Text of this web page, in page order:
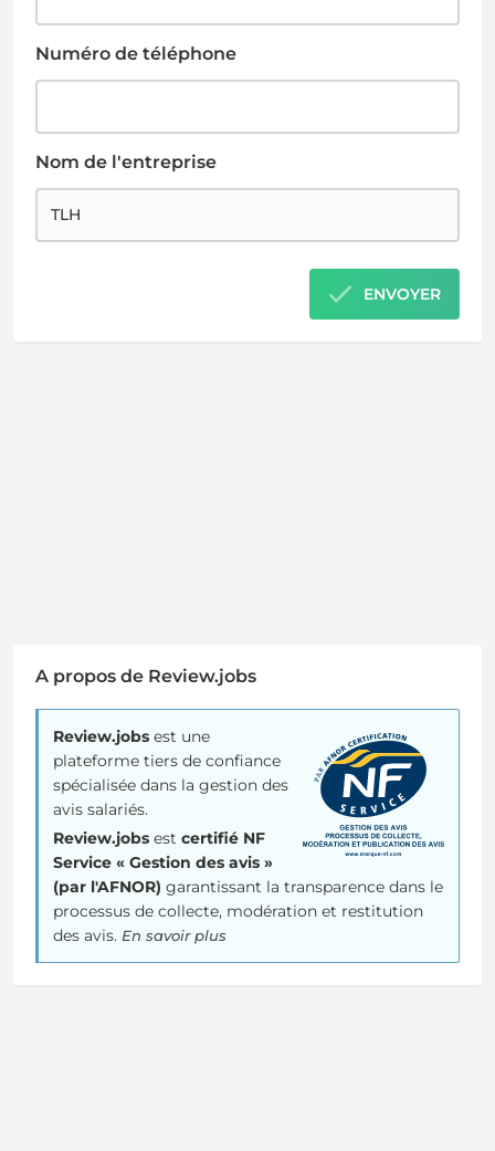
Numéro de téléphone
Nom de l'entreprise
ENVOYER
A propos de Review.jobs
Review.jobs est une
plateforme tiers de confiance
spécialisée dans la gestion des
avis salariés.
Review.jobs est certifié NF
Service « Gestion des avis »
(par l'AFNOR) garantissant la transparence dans le
processus de collecte, modération et restitution
des avis. En savoir plus